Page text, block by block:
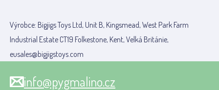
Výrobce: Bigjigs Toys Ltd, Unit B, Kingsmead, West Park Farm
Industrial Estate CT19 Folkestone, Kent, Velká Británie,
eusales@bigjigstoys.com
info@pygmalino.cz